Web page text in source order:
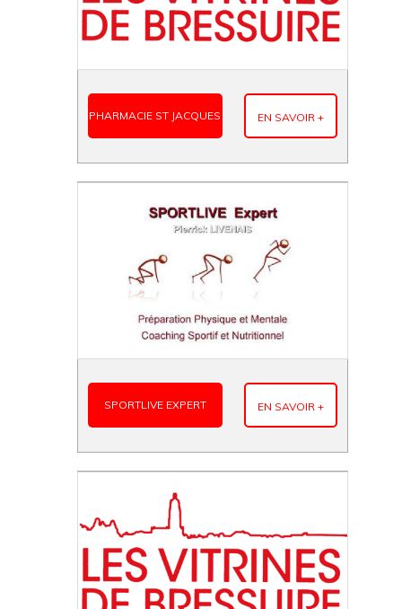
PHARMACIE ST JACQUES EN SAVOIR +
SPORTLIVE EXPERT EN SAVOIR +